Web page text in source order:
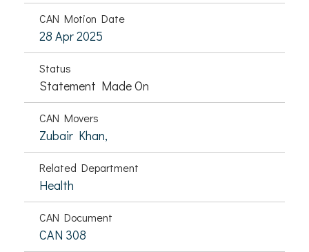
CAN Motion Date
28 Apr 2025
Status
Statement Made On
CAN Movers
Zubair Khan,
Related Department
Health
CAN Document
CAN 308